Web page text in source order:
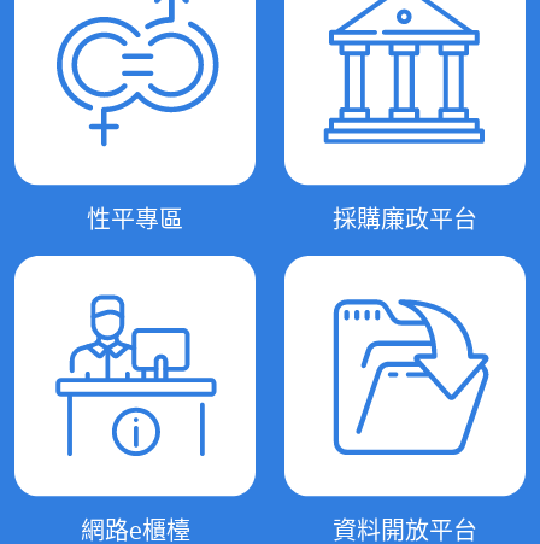
性平專區 採購廉政平台
網路e櫃檯 資料開放平台